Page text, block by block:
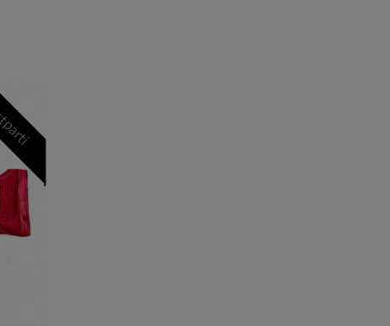
Marcipan 375 g